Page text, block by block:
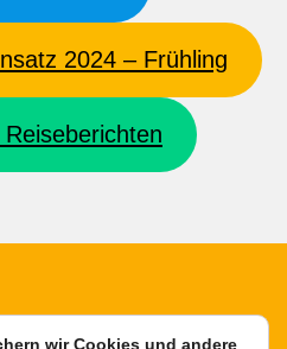
2024 – Frühling
wir Cookies und andere